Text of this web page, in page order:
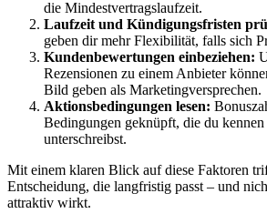
die Mindestvertragslaufzeit.
Laufzeit und Kündigungsfristen
geben dir mehr Flexibilität, falls sich
Kundenbewertungen einbeziehen:
Rezensionen zu einem Anbieter
Bild geben als Marketingversprechen.
Aktionsbedingungen lesen:
Bedingungen geknüpft, die du
unterschreibst.
Mit einem klaren Blick auf diese Faktoren
Entscheidung, die langfristig passt – und
attraktiv wirkt.